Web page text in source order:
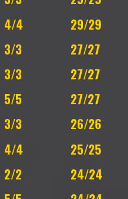
4/4
29/29
3/3
27/27
3/3
27/27
5/5
27/27
3/3
26/26
4/4
25/25
2/2
24/24